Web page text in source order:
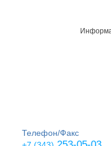
Телефон/Факс